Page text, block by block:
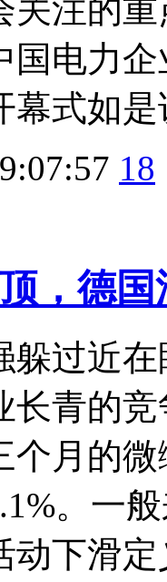
关注的
国电力
幕式如是
18
，德
躲过近
长青的
个月的
。一
动下滑